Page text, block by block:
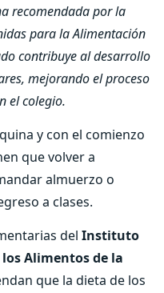
recomendada por la
para la Alimentación
contribuye al desarrollo
mejorando el proceso
el colegio.
y con el comienzo
que volver a
almuerzo o
a clases.
del Instituto
Alimentos de la
que la dieta de los